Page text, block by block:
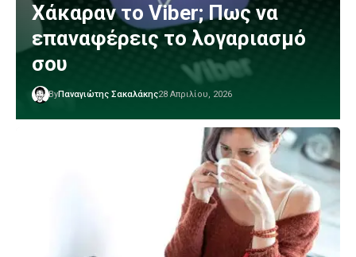
Χάκαραν το Viber; Πως να
επαναφέρεις το λογαριασμό
σου
ByΠαναγιώτης Σακαλάκης28 Απριλίου, 2026